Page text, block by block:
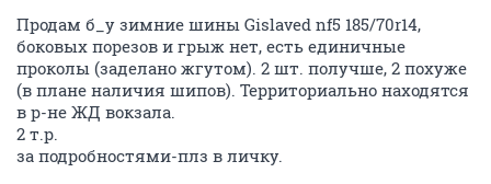
Продам б_у зимние шины Gislaved nf5 185/70r14,
боковых порезов и грыж нет, есть единичные
проколы (заделано жгутом). 2 шт. получше, 2 похуже
(в плане наличия шипов). Территориально находятся
в р-не ЖД вокзала.
2 т.р.
за подробностями-плз в личку.